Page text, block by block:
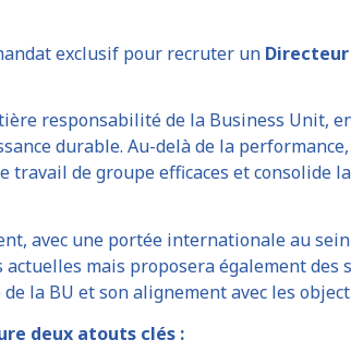
exclusif pour recruter un Directeur
responsabilité de la Business Unit,
durable. Au-delà de la
de groupe efficaces et consolide
avec une portée internationale au sein
mais proposera également des
la BU et son alignement avec les
deux atouts clés :